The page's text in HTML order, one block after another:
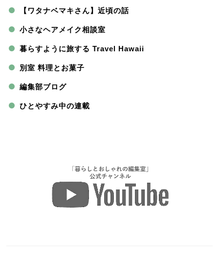
【ワタナベマキさん】近頃の話
小さなヘアメイク相談室
暮らすように旅する Travel Hawaii
別室 料理とお菓子
編集部ブログ
ひとやすみ中の連載